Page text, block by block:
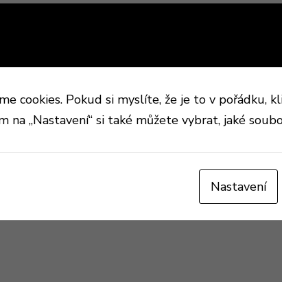
cookies. Pokud si myslíte, že je to v pořádku,
na „Nastavení“ si také můžete vybrat, jaké
Nastavení